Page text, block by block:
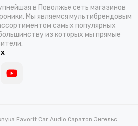
в Поволжье сеть магазинов
Мы являемся мультибрендовым
самых популярных
из которых мы прямые
Favorit Car Audio Саратов Энгельс.